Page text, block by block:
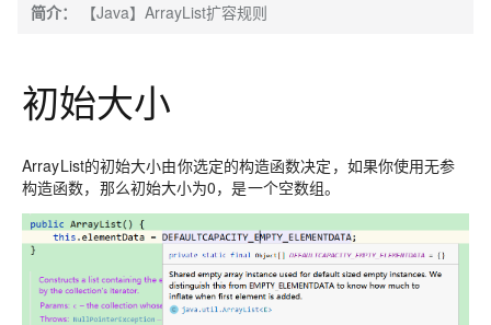
简介： 【Java】ArrayList扩容规则
初始大小
ArrayList的初始大小由你选定的构造函数决定，如果你使用无参
构造函数，那么初始大小为0，是一个空数组。